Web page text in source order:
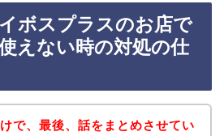
ボスプラスのお店で
えない時の対処の仕
で、最後、話をまとめさせてい